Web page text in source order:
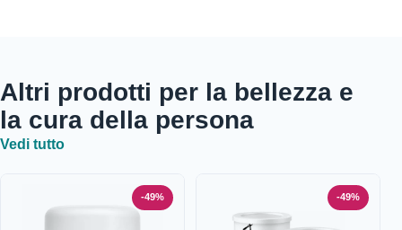
Altri prodotti per la bellezza e
la cura della persona
Vedi tutto
-49% -49%